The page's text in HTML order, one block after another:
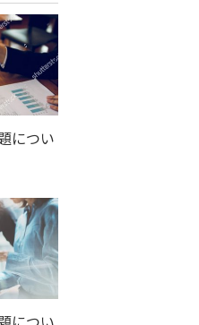
につい